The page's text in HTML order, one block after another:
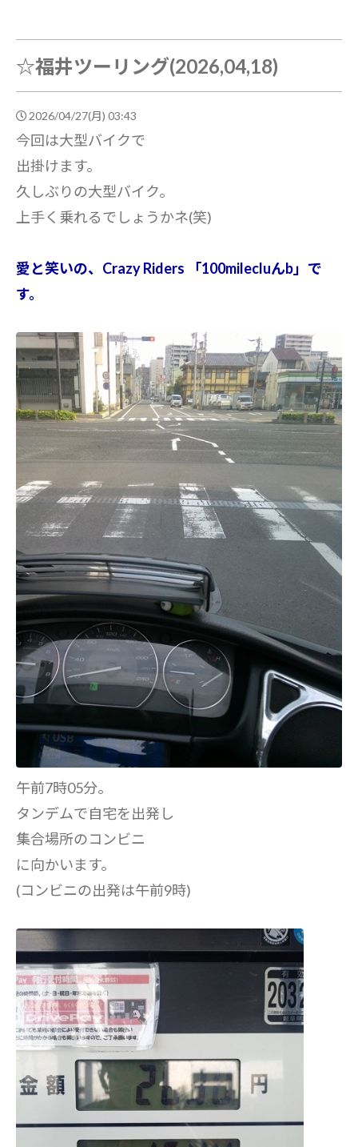
☆福井ツーリング(2026,04,18)
2026/04/27(月) 03:43
今回は大型バイクで
出掛けます。
久しぶりの大型バイク。
上手く乗れるでしょうかネ(笑)
愛と笑いの、Crazy Riders 「100milecluんb」で
す。
午前7時05分。
タンデムで自宅を出発し
集合場所のコンビニ
に向かいます。
(コンビニの出発は午前9時)